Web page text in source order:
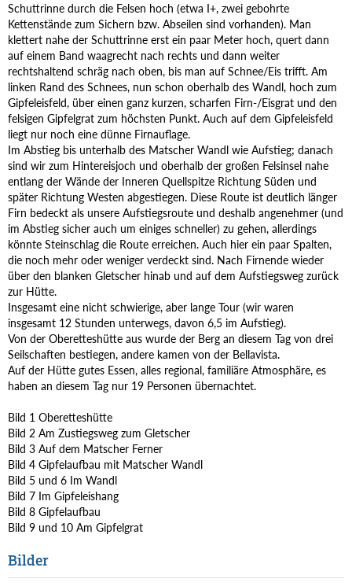
Schuttrinne durch die Felsen hoch (etwa I+, zwei gebohrte
Kettenstände zum Sichern bzw. Abseilen sind vorhanden). Man
klettert nahe der Schuttrinne erst ein paar Meter hoch, quert dann
auf einem Band waagrecht nach rechts und dann weiter
rechtshaltend schräg nach oben, bis man auf Schnee/Eis trifft. Am
linken Rand des Schnees, nun schon oberhalb des Wandl, hoch zum
Gipfeleisfeld, über einen ganz kurzen, scharfen Firn-/Eisgrat und den
felsigen Gipfelgrat zum höchsten Punkt. Auch auf dem Gipfeleisfeld
liegt nur noch eine dünne Firnauflage.
Im Abstieg bis unterhalb des Matscher Wandl wie Aufstieg; danach
sind wir zum Hintereisjoch und oberhalb der großen Felsinsel nahe
entlang der Wände der Inneren Quellspitze Richtung Süden und
später Richtung Westen abgestiegen. Diese Route ist deutlich länger
Firn bedeckt als unsere Aufstiegsroute und deshalb angenehmer (und
im Abstieg sicher auch um einiges schneller) zu gehen, allerdings
könnte Steinschlag die Route erreichen. Auch hier ein paar Spalten,
die noch mehr oder weniger verdeckt sind. Nach Firnende wieder
über den blanken Gletscher hinab und auf dem Aufstiegsweg zurück
zur Hütte.
Insgesamt eine nicht schwierige, aber lange Tour (wir waren
insgesamt 12 Stunden unterwegs, davon 6,5 im Aufstieg).
Von der Oberetteshütte aus wurde der Berg an diesem Tag von drei
Seilschaften bestiegen, andere kamen von der Bellavista.
Auf der Hütte gutes Essen, alles regional, familiäre Atmosphäre, es
haben an diesem Tag nur 19 Personen übernachtet.
Bild 1 Oberetteshütte
Bild 2 Am Zustiegsweg zum Gletscher
Bild 3 Auf dem Matscher Ferner
Bild 4 Gipfelaufbau mit Matscher Wandl
Bild 5 und 6 Im Wandl
Bild 7 Im Gipfeleishang
Bild 8 Gipfelaufbau
Bild 9 und 10 Am Gipfelgrat
Bilder